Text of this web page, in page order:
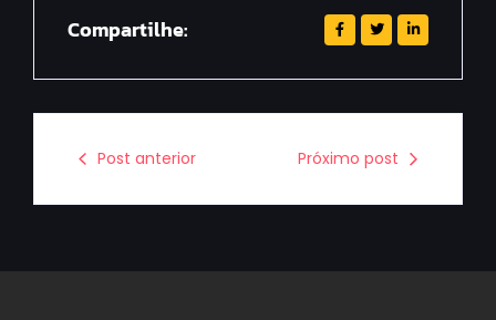
Compartilhe:
Post anterior Próximo post